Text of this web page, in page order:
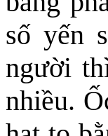
số yến
người
nhiều.